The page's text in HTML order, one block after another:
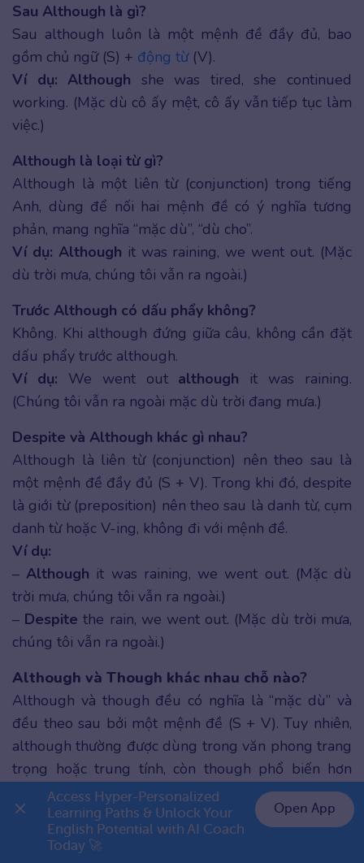
Sau Although là gì?
Sau although luôn là một mệnh đề đầy đủ, bao
gồm chủ ngữ (S) + động từ(V).
Ví dụ: Although she was tired, she continued
working. (Mặc dù cô ấy mệt, cô ấy vẫn tiếp tục làm
việc.)
Although là loại từ gì?
Although là một liên từ (conjunction) trong tiếng
Anh, dùng để nối hai mệnh đề có ý nghĩa tương
phản, mang nghĩa “mặc dù”, “dù cho”.
Ví dụ: Although it was raining, we went out. (Mặc
dù trời mưa, chúng tôi vẫn ra ngoài.)
Trước Although có dấu phẩy không?
Không. Khi although đứng giữa câu, không cần đặt
dấu phẩy trước although.
Ví dụ: We went out although it was raining.
(Chúng tôi vẫn ra ngoài mặc dù trời đang mưa.)
Despite và Although khác gì nhau?
Although là liên từ (conjunction) nên theo sau là
một mệnh đề đầy đủ (S + V). Trong khi đó, despite
là giới từ (preposition) nên theo sau là danh từ, cụm
danh từ hoặc V-ing, không đi với mệnh đề.
Ví dụ:
– Although it was raining, we went out. (Mặc dù
trời mưa, chúng tôi vẫn ra ngoài.)
– Despitethe rain, we went out. (Mặc dù trời mưa,
chúng tôi vẫn ra ngoài.)
Although và Though khác nhau chỗ nào?
Although và though đều có nghĩa là “mặc dù” và
đều theo sau bởi một mệnh đề (S + V). Tuy nhiên,
although thường được dùng trong văn phong trang
trọng hoặc trung tính, còn though phổ biến hơn
trong giao tiếp hằng ngày và có thể đứng ở cuối
câu với nghĩa “tuy nhiên”.
Ví dụ:
👉 Premium 1 năm chỉ 799K
Access Hyper-Personalized
Learning Paths & Unlock Your
English Potential with AI Coach
Today 🚀
Open App